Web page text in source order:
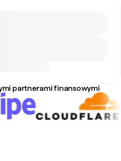
partnerami finansowymi